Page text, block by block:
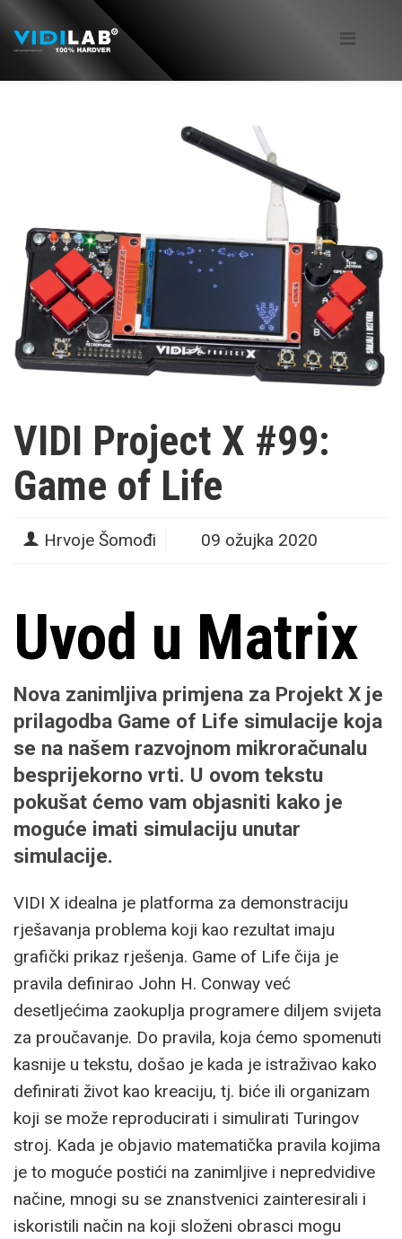
VIDI Project X #99:
Game of Life
Hrvoje Šomođi 09 ožujka 2020
Uvod u Matrix
Nova zanimljiva primjena za Projekt X je
prilagodba Game of Life simulacije koja
se na našem razvojnom mikroračunalu
besprijekorno vrti. U ovom tekstu
pokušat ćemo vam objasniti kako je
moguće imati simulaciju unutar
simulacije.
VIDI X idealna je platforma za demonstraciju
rješavanja problema koji kao rezultat imaju
grafički prikaz rješenja. Game of Life čija je
pravila definirao John H. Conway već
desetljećima zaokuplja programere diljem svijeta
za proučavanje. Do pravila, koja ćemo spomenuti
kasnije u tekstu, došao je kada je istraživao kako
definirati život kao kreaciju, tj. biće ili organizam
koji se može reproducirati i simulirati Turingov
stroj. Kada je objavio matematička pravila kojima
je to moguće postići na zanimljive i nepredvidive
načine, mnogi su se znanstvenici zainteresirali i
iskoristili način na koji složeni obrasci mogu